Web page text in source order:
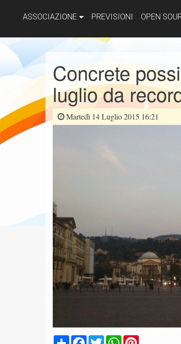
ASSOCIAZIONE PREVISIONI OPEN
Concrete
luglio da
Martedì 14 Luglio 2015 16:21
CondividiFacebook
TwitterWhatsApp